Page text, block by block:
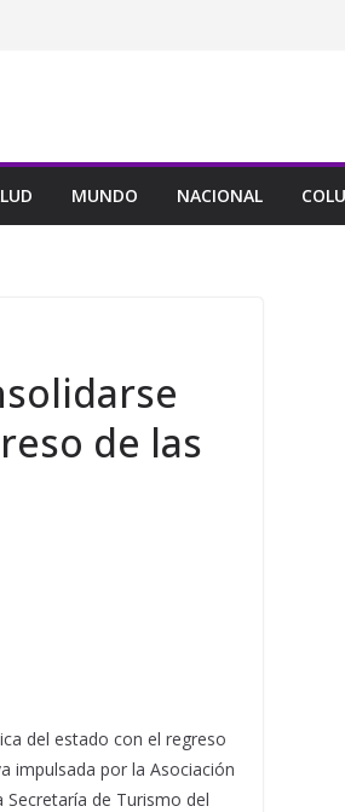
MUNDO NACIONAL
de las
del estado con el regreso
impulsada por la Asociación
de Turismo del